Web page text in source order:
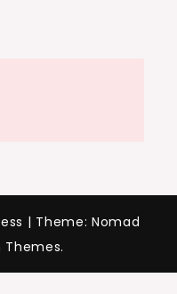
| Theme: Nomad
Themes.